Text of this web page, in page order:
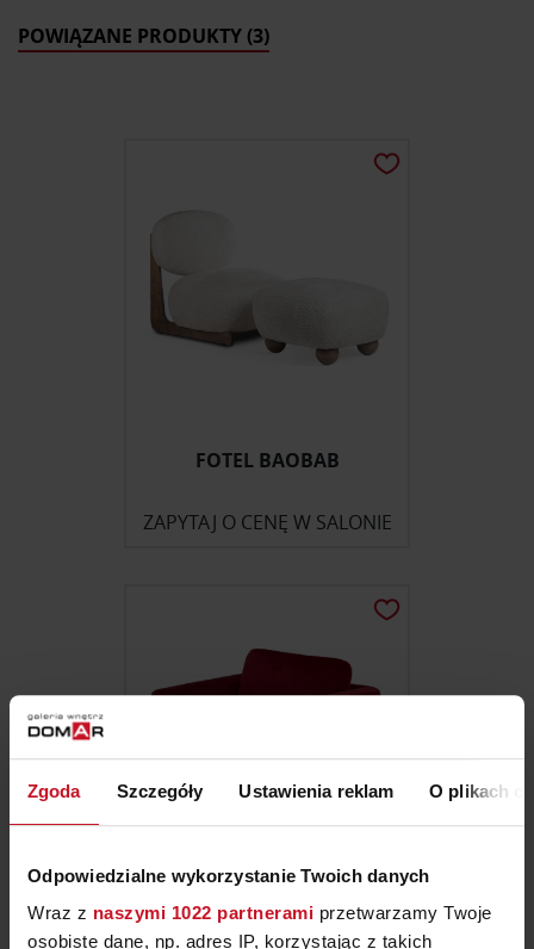
Zgoda Szczegóły Ustawienia reklam O plikach
Odpowiedzialne wykorzystanie Twoich danych
Wraz z naszymi 1022 partnerami przetwarzamy Twoje
osobiste dane, np. adres IP, korzystając z takich
POWIĄZANE PRODUKTY (3)
FOTEL BAOBAB
ZAPYTAJ O CENĘ W SALONIE
FOTEL GLAM